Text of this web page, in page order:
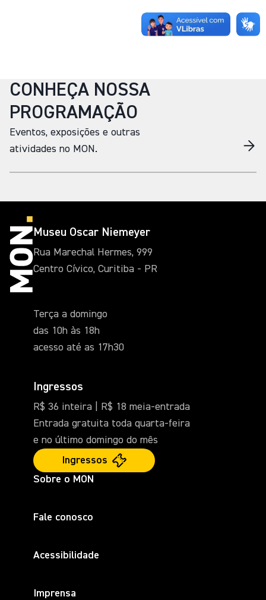
CONHEÇA NOSSA
PROGRAMAÇÃO
Eventos, exposições e outras
atividades no MON.
Museu Oscar Niemeyer
Rua Marechal Hermes, 999
Centro Cívico, Curitiba - PR
Terça a domingo
das 10h às 18h
acesso até as 17h30
Ingressos
R$ 36 inteira | R$ 18 meia-entrada
Entrada gratuita toda quarta-feira
e no último domingo do mês
Ingressos
Sobre o MON
Fale conosco
Acessibilidade
Imprensa